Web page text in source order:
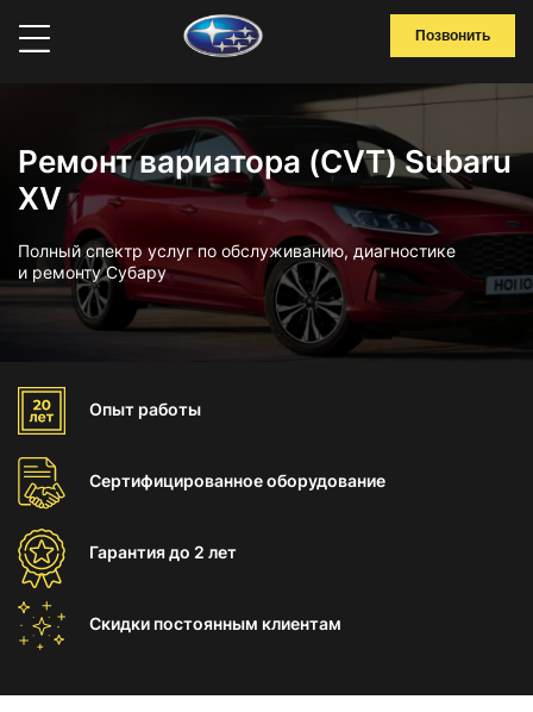
Позвонить
Ремонт вариатора (CVT) Subaru
XV
Полный спектр услуг по обслуживанию, диагностике
и ремонту Субару
Опыт работы
Сертифицированноеоборудование
Гарантиядо 2 лет
Скидки постоянным клиентам